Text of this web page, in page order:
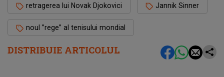
DISTRIBUIE ARTICOLUL
retragerea lui Novak Djokovici Jannik Sinner
noul ”rege” al tenisului mondial